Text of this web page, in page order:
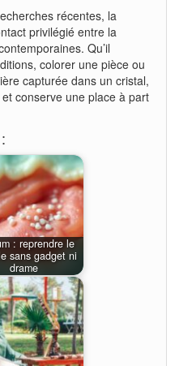
récentes, la
privilégié entre la
Qu’il
colorer une pièce ou
capturée dans un cristal,
conserve une place à part
: reprendre le
sans gadget ni
drame